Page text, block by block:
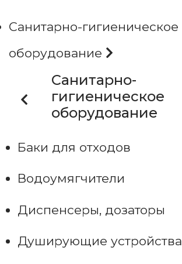
Санитарно-гигиеническое
оборудование
Санитарно-
гигиеническое
оборудование
Баки для отходов
Водоумягчители
Диспенсеры, дозаторы
Душирующие устройства